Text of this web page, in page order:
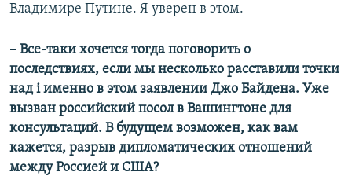
Владимире Путине. Я уверен в этом.
– Все-таки хочется тогда поговорить о
последствиях, если мы несколько расставили точки
над i именно в этом заявлении Джо Байдена. Уже
вызван российский посол в Вашингтоне для
консультаций. В будущем возможен, как вам
кажется, разрыв дипломатических отношений
между Россией и США?